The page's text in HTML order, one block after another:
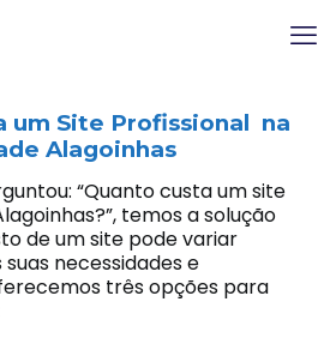
um Site Profissional na
Alagoinhas
“Quanto custa um site
temos a solução
de um site pode variar
necessidades e
três opções para